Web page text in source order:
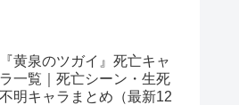
『黄泉のツガイ』死亡キャ
ラ一覧｜死亡シーン・生死
不明キャラまとめ（最新12